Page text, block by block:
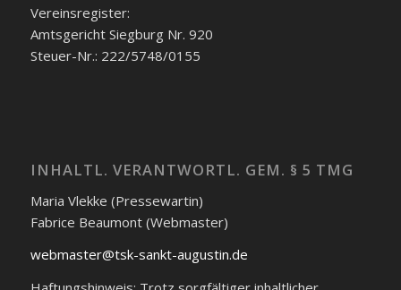
Vereinsregister:
Amtsgericht Siegburg Nr. 920
Steuer-Nr.: 222/5748/0155
INHALTL. VERANTWORTL. GEM. § 5 TMG
Maria Vlekke (Pressewartin)
Fabrice Beaumont (Webmaster)
webmaster@tsk-sankt-augustin.de